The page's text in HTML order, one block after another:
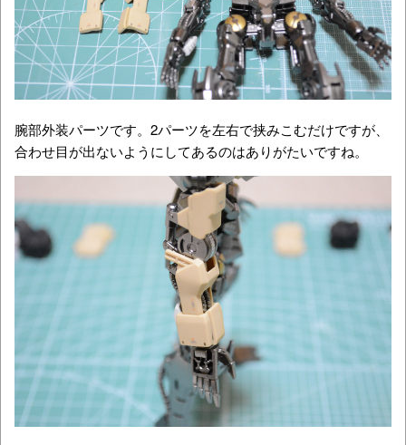
腕部外装パーツです。2パーツを左右で挟みこむだけですが、
合わせ目が出ないようにしてあるのはありがたいですね。